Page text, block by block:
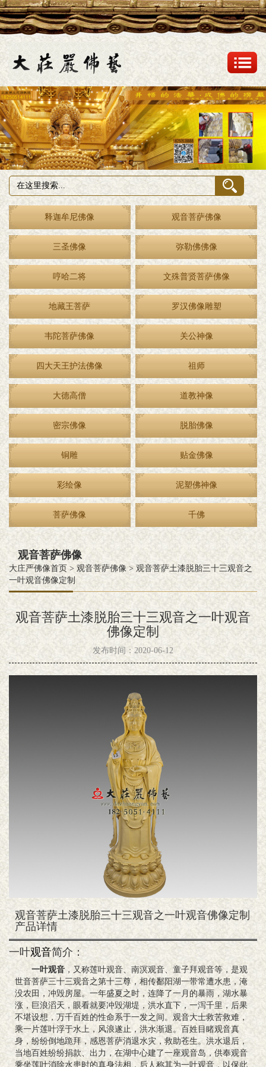
释迦牟尼佛像 观音菩萨佛像
三圣佛像 弥勒佛佛像
哼哈二将 文殊普贤菩萨佛像
地藏王菩萨 罗汉佛像雕塑
韦陀菩萨佛像 关公神像
四大天王护法佛像 祖师
大德高僧 道教神像
密宗佛像 脱胎佛像
铜雕 贴金佛像
彩绘像 泥塑佛神像
菩萨佛像 千佛
观音菩萨佛像
大庄严佛像首页 > 观音菩萨佛像 > 观音菩萨土漆脱胎三十三观音之
一叶观音佛像定制
观音菩萨土漆脱胎三十三观音之一叶观音
佛像定制
发布时间：2020-06-12
观音菩萨土漆脱胎三十三观音之一叶观音佛像定制
产品详情
一叶观音简介：
一叶观音 ，又称莲叶观音、南溟观音、童子拜观音等，是观
世音菩萨三十三观音之第十三尊，相传鄱阳湖一带常遭水患，淹
没农田，冲毁房屋。一年盛夏之时，连降了一月的暴雨，湖水暴
涨，巨浪滔天，眼看就要冲毁湖堤，洪水直下，一泻千里，后果
不堪设想，万千百姓的性命系于一发之间。观音大士救苦救难，
乘一片莲叶浮于水上，风浪遂止，洪水渐退。百姓目睹观音真
身，纷纷倒地跪拜，感恩菩萨消退水灾，救助苍生。洪水退后，
当地百姓纷纷捐款、出力，在湖中心建了一座观音岛，供奉观音
乘坐莲叶消除水患时的真身法相，后人称其为一叶观音，以保此